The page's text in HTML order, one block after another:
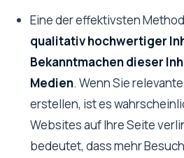
Eine der effektivsten
qualitativ hochwertiger
Bekanntmachen dieser
Medien. Wenn Sie
erstellen, ist es
Websites auf Ihre Seite
bedeutet, dass mehr